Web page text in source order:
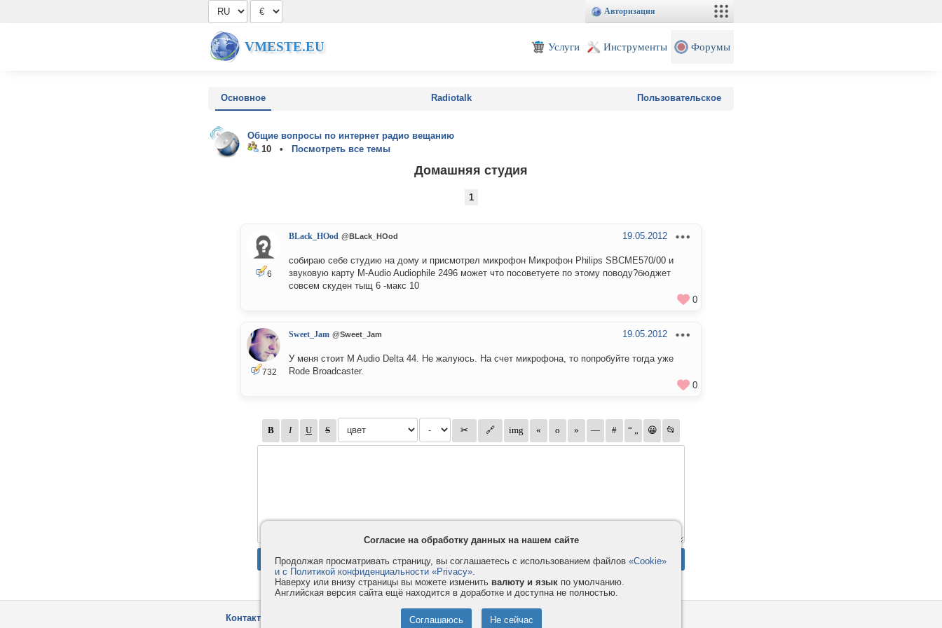
Авторизация
VMESTE.EU Услуги Инструменты Форумы
Основное Radiotalk Пользовательское
Общие вопросы по интернет радио вещанию
10 •
Посмотреть все темы
Домашняя студия
1
6
BLack_HOod @BLack_HOod 19.05.2012
собираю себе студию на дому и присмотрел микрофон Микрофон Philips SBCME570/00 и
звуковую карту M-Audio Audiophile 2496 может что посоветуете по этому поводу?бюджет
совсем скуден тыщ 6 -макс 10
0
732
Sweet_Jam @Sweet_Jam 19.05.2012
У меня стоит M Audio Delta 44. Не жалуюсь. На счет микрофона, то попробуйте тогда уже
Rode Broadcaster.
0
Контакты
Privacy и Cookie
Услуги
Согласие на обработку данных на нашем сайте
Продолжая просматривать страницу, вы соглашаетесь с использованием файлов «Cookie»
и с Политикой конфиденциальности «Privacy».
Наверху или внизу страницы вы можете изменить валюту и язык по умолчанию.
Английская версия сайта ещё находится в доработке и доступна не полностью.